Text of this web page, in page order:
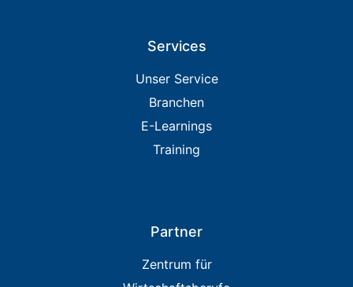
Services
Unser Service
Branchen
E-Learnings
Training
Partner
Zentrum für